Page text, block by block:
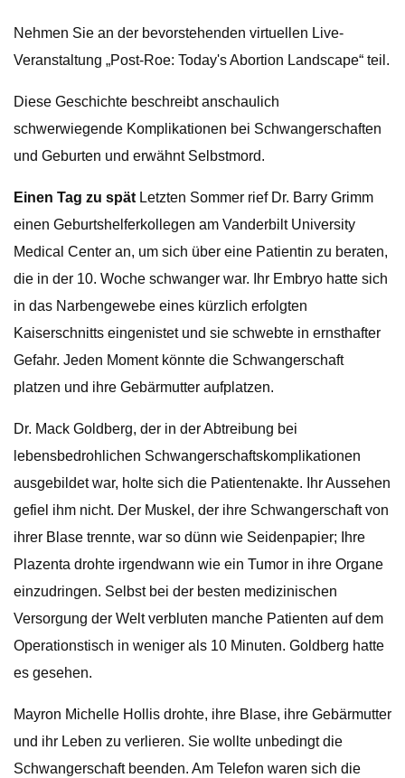
Nehmen Sie an der bevorstehenden virtuellen Live-
Veranstaltung „Post-Roe: Today's Abortion Landscape“ teil.
Diese Geschichte beschreibt anschaulich
schwerwiegende Komplikationen bei Schwangerschaften
und Geburten und erwähnt Selbstmord.
Einen Tag zu spät Letzten Sommer rief Dr. Barry Grimm
einen Geburtshelferkollegen am Vanderbilt University
Medical Center an, um sich über eine Patientin zu beraten,
die in der 10. Woche schwanger war. Ihr Embryo hatte sich
in das Narbengewebe eines kürzlich erfolgten
Kaiserschnitts eingenistet und sie schwebte in ernsthafter
Gefahr. Jeden Moment könnte die Schwangerschaft
platzen und ihre Gebärmutter aufplatzen.
Dr. Mack Goldberg, der in der Abtreibung bei
lebensbedrohlichen Schwangerschaftskomplikationen
ausgebildet war, holte sich die Patientenakte. Ihr Aussehen
gefiel ihm nicht. Der Muskel, der ihre Schwangerschaft von
ihrer Blase trennte, war so dünn wie Seidenpapier; Ihre
Plazenta drohte irgendwann wie ein Tumor in ihre Organe
einzudringen. Selbst bei der besten medizinischen
Versorgung der Welt verbluten manche Patienten auf dem
Operationstisch in weniger als 10 Minuten. Goldberg hatte
es gesehen.
Mayron Michelle Hollis drohte, ihre Blase, ihre Gebärmutter
und ihr Leben zu verlieren. Sie wollte unbedingt die
Schwangerschaft beenden. Am Telefon waren sich die